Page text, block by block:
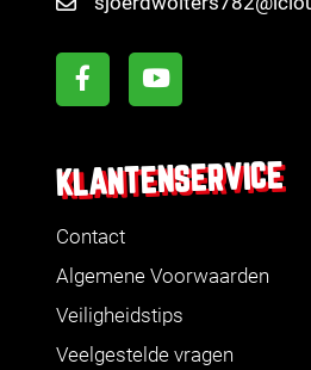
KLANTENSERVICE
Contact
Algemene Voorwaarden
Veiligheidstips
Veelgestelde vragen